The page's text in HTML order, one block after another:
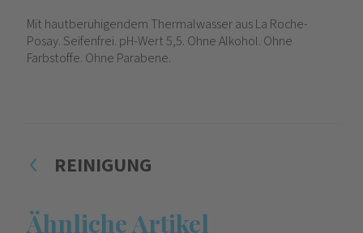
Mit hautberuhigendem Thermalwasser aus La Roche-
Posay. Seifenfrei. pH-Wert 5,5. Ohne Alkohol. Ohne
Farbstoffe. Ohne Parabene.
REINIGUNG
Ähnliche Artikel